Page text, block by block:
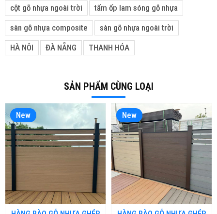
cột gỗ nhựa ngoài trời tấm ốp lam sóng gỗ nhựa
sàn gỗ nhựa composite sàn gỗ nhựa ngoài trời
HÀ NÔI ĐÀ NẴNG THANH HÓA
SẢN PHẨM CÙNG LOẠI
New New